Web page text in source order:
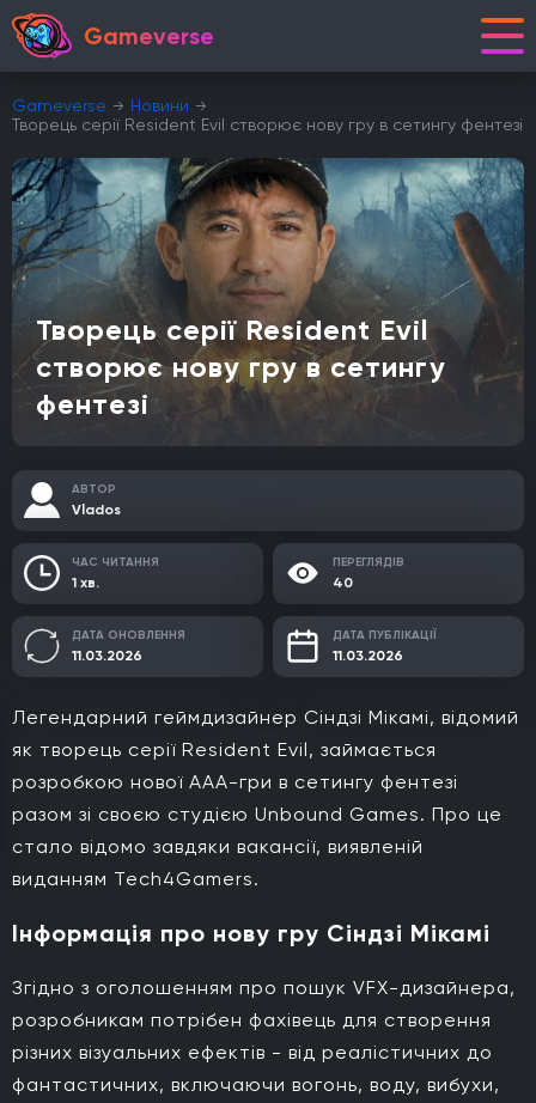
Gameverse
Gameverse
Новини
Творець серії Resident Evil створює нову гру в сетингу фентезі
Творець серії Resident Evil
створює нову гру в сетингу
фентезі
АВТОР
Vlados
ЧАС ЧИТАННЯ
1 хв.
ПЕРЕГЛЯДІВ
40
ДАТА ОНОВЛЕННЯ
11.03.2026
ДАТА ПУБЛІКАЦІЇ
11.03.2026
Легендарний геймдизайнер Сіндзі Мікамі, відомий
як творець серії Resident Evil, займається
розробкою нової AAA-гри в сетингу фентезі
разом зі своєю студією Unbound Games. Про це
стало відомо завдяки вакансії, виявленій
виданням Tech4Gamers.
Інформація про нову гру Сіндзі Мікамі
Згідно з оголошенням про пошук VFX-дизайнера,
розробникам потрібен фахівець для створення
різних візуальних ефектів - від реалістичних до
фантастичних, включаючи вогонь, воду, вибухи,